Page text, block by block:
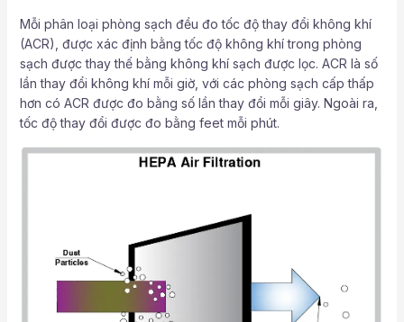
Mỗi phân loại phòng sạch đều đo tốc độ thay đổi không khí
(ACR), được xác định bằng tốc độ không khí trong phòng
sạch được thay thế bằng không khí sạch được lọc. ACR là số
lần thay đổi không khí mỗi giờ, với các phòng sạch cấp thấp
hơn có ACR được đo bằng số lần thay đổi mỗi giây. Ngoài ra,
tốc độ thay đổi được đo bằng feet mỗi phút.